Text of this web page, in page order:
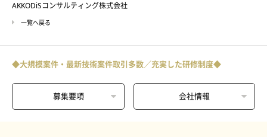
AKKODiSコンサルティング株式会社
一覧へ戻る
◆大規模案件・最新技術案件取引多数／充実した研修制度◆
募集要項 会社情報